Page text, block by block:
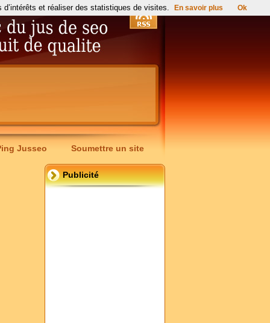
Jusseo Soumettre un site
Publicité
et réaliser des statistiques de visites. En savoir plus Ok